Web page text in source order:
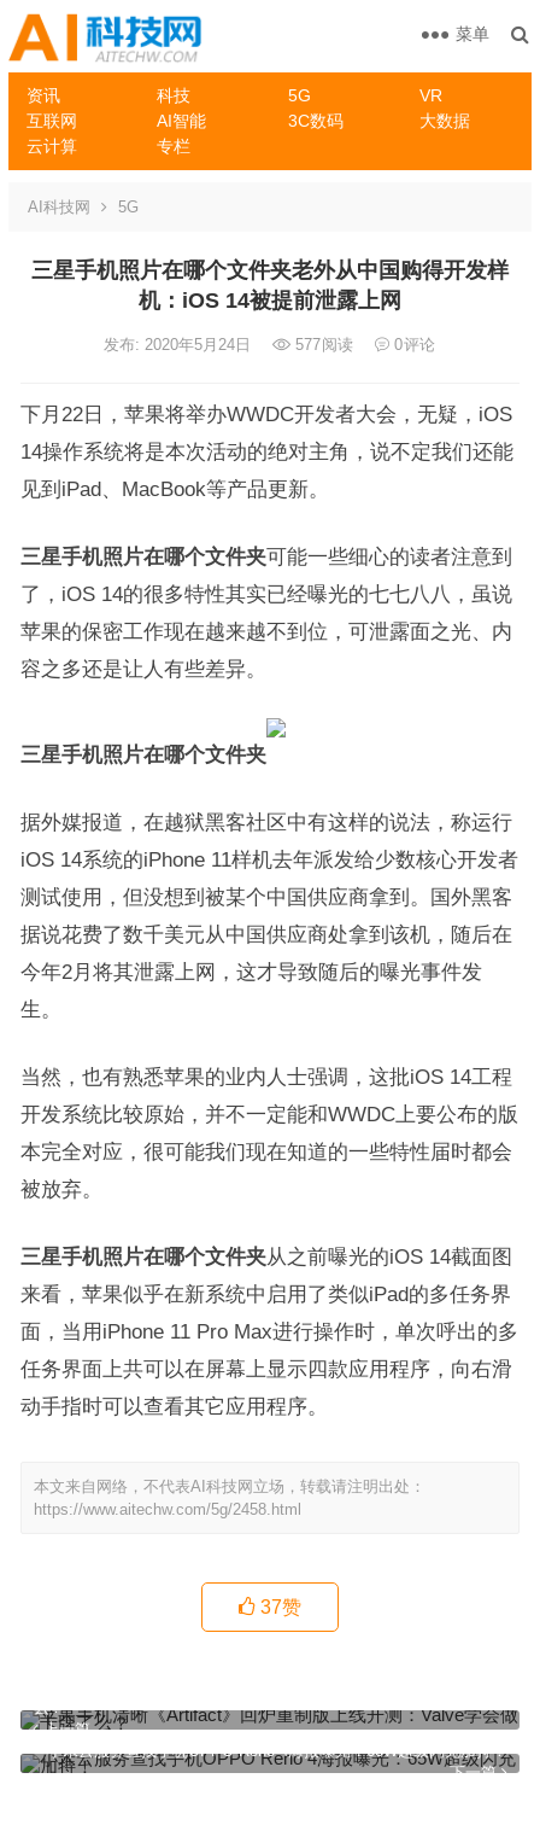
资讯 科技 5G
VR
互联网
AI智能 3C数码
大数据
云计算
专栏
菜单
AI科技网 5G
三星手机照片在哪个文件夹老外从中国购得开发样
机：iOS 14被提前泄露上网
发布: 2020年5月24日 577阅读 0评论
下月22日，苹果将举办WWDC开发者大会，无疑，iOS
14操作系统将是本次活动的绝对主角，说不定我们还能
见到iPad、MacBook等产品更新。
三星手机照片在哪个文件夹可能一些细心的读者注意到
了，iOS 14的很多特性其实已经曝光的七七八八，虽说
苹果的保密工作现在越来越不到位，可泄露面之光、内
容之多还是让人有些差异。
三星手机照片在哪个文件夹
据外媒报道，在越狱黑客社区中有这样的说法，称运行
iOS 14系统的iPhone 11样机去年派发给少数核心开发者
测试使用，但没想到被某个中国供应商拿到。国外黑客
据说花费了数千美元从中国供应商处拿到该机，随后在
今年2月将其泄露上网，这才导致随后的曝光事件发
生。
当然，也有熟悉苹果的业内人士强调，这批iOS 14工程
开发系统比较原始，并不一定能和WWDC上要公布的版
本完全对应，很可能我们现在知道的一些特性届时都会
被放弃。
三星手机照片在哪个文件夹从之前曝光的iOS 14截面图
来看，苹果似乎在新系统中启用了类似iPad的多任务界
面，当用iPhone 11 Pro Max进行操作时，单次呼出的多
任务界面上共可以在屏幕上显示四款应用程序，向右滑
动手指时可以查看其它应用程序。
本文来自网络，不代表AI科技网立场，转载请注明出处：
https://www.aitechw.com/5g/2458.html
37赞
上一篇
么？
下一篇
小米云服务查找手机OPPO Reno 4海报曝光：65W超级闪充加持！